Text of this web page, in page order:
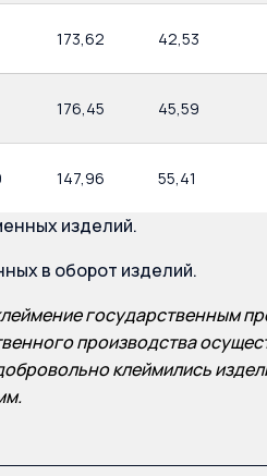
173,62 42,53
176,45 45,59
147,96 55,41
изделий.
в оборот изделий.
государственным
производства
клеймились